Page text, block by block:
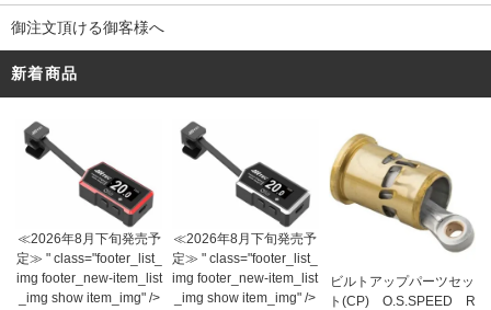
御注文頂ける御客様へ
新着商品
≪2026年8月下旬発売予
定≫ " class="footer_list_
img footer_new-item_list
_img show item_img" />
≪2026年8月下旬発売予
定≫ " class="footer_list_
img footer_new-item_list
_img show item_img" />
ビルトアップパーツセッ
ト(CP) O.S.SPEED R